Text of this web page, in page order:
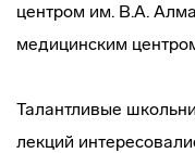
центром им. В.А.
медицинским
Талантливые
лекций